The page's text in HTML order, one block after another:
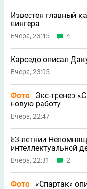
Известен главный
вингера
Вчера, 23:45 4
Карседо описал
Вчера, 23:05
Фото
Экс-тренер
новую работу
Вчера, 22:47
83-летний
интеллектуальной
Вчера, 22:31 2
Фото
«Спартак»